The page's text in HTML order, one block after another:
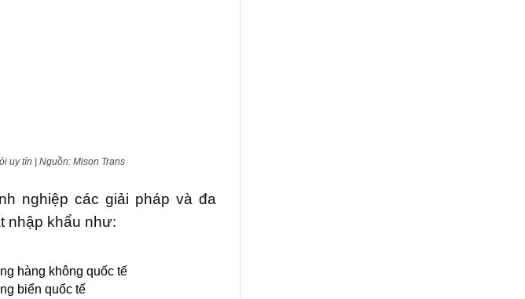
uy tín | Nguồn: Mison Trans
nghiệp các giải pháp và đa
nhập khẩu như:
hàng không quốc tế
biển quốc tế